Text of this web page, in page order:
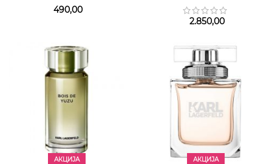
490,00
2.850,00
АКЦИЈА АКЦИЈА